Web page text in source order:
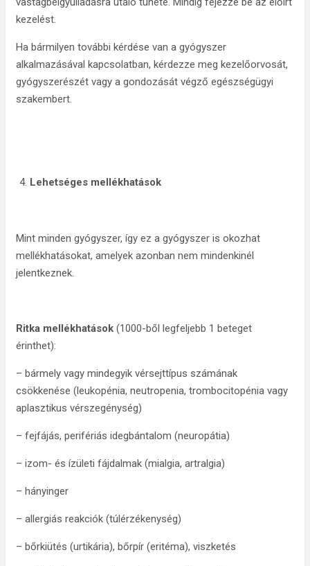
kezelést.
Ha bármilyen további kérdése van a gyógyszer
alkalmazásával kapcsolatban, kérdezze meg kezelőorvosát,
gyógyszerészét vagy a gondozását végző egészségügyi
szakembert.
Lehetséges mellékhatások
Mint minden gyógyszer, így ez a gyógyszer is okozhat
mellékhatásokat, amelyek azonban nem mindenkinél
jelentkeznek.
Ritka mellékhatások (1000-ből legfeljebb 1 beteget
érinthet):
– bármely vagy mindegyik vérsejttípus számának
csökkenése (leukopénia, neutropenia, trombocitopénia vagy
aplasztikus vérszegénység)
– fejfájás, perifériás idegbántalom (neuropátia)
– izom- és ízületi fájdalmak (mialgia, artralgia)
– hányinger
– allergiás reakciók (túlérzékenység)
– bőrkiütés (urtikária), bőrpír (eritéma), viszketés